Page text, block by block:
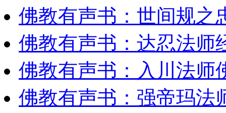
佛教有声书：世间规
佛教有声书：达忍法师
佛教有声书：入川法师
佛教有声书：强帝玛法